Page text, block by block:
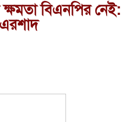
বিএনপির নেই:
এরশাদ